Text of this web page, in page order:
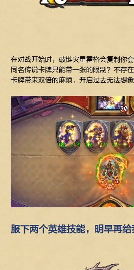
在对战开始时，破链灾星霍格会复制你
同名传说卡牌只能带一张的限制？不存
卡牌带来双倍的麻烦，开启过去无法想象
服下两个英雄技能，明早再